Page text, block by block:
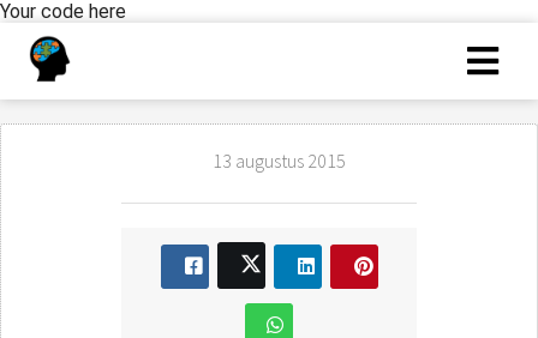
Your code here
13 augustus 2015